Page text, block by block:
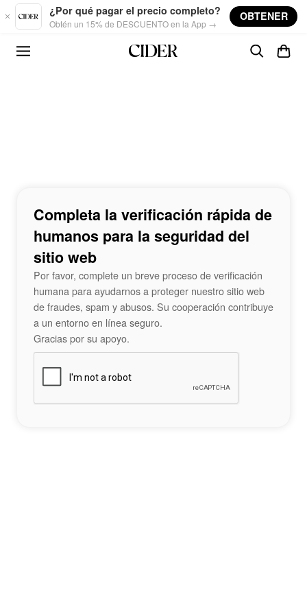
Skip to main content
¿Por qué pagar el precio completo?
Obtén un 15% de DESCUENTO en la App →
OBTENER
Completa la verificación rápida de
humanos para la seguridad del
sitio web
Por favor, complete un breve proceso de verificación
humana para ayudarnos a proteger nuestro sitio web
de fraudes, spam y abusos. Su cooperación contribuye
a un entorno en línea seguro.
Gracias por su apoyo.